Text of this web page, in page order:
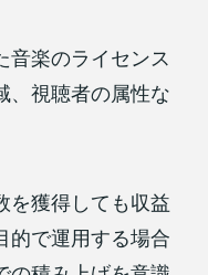
音楽のライセンス
、視聴者の属性な
を獲得しても収益
的で運用する場合